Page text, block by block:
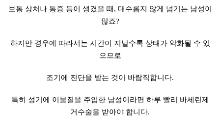
보통 상처나 통증 등이 생겼을 때, 대수롭지 않게 넘기는 남성이
많죠?
하지만 경우에 따라서는 시간이 지날수록 상태가 악화될 수 있
으므로
조기에 진단을 받는 것이 바람직합니다.
특히 성기에 이물질을 주입한 남성이라면 하루 빨리 바세린제
거수술을 받아야 합니다.